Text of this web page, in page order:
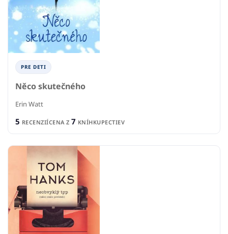
PRE DETI
Něco skutečného
Erin Watt
5 RECENZIÍCENA Z 7 KNÍHKUPECTIEV